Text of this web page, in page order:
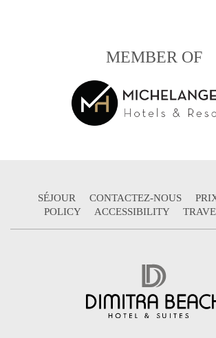
MEMBER OF
SÉJOUR CONTACTEZ-NOUS
POLICY
ACCESSIBILITY